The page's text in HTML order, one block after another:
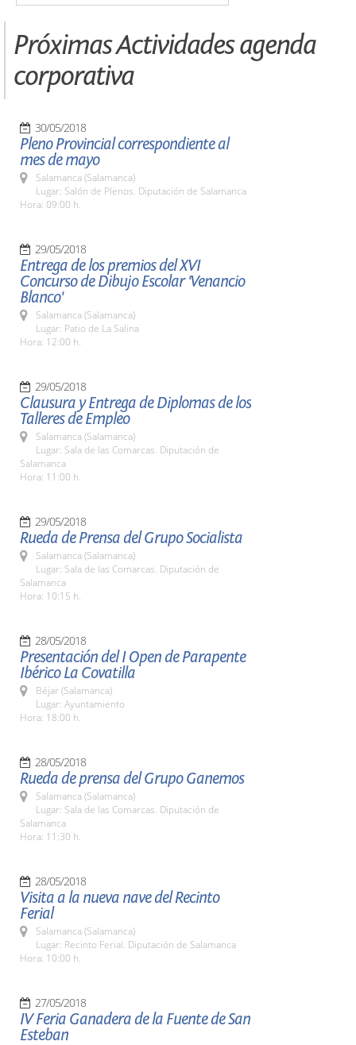
Próximas Actividades agenda
corporativa
30/05/2018
Pleno Provincial correspondiente al
mes de mayo
Salamanca (Salamanca)
Lugar: Salón de Plenos. Diputación de Salamanca
Hora: 09:00 h.
29/05/2018
Entrega de los premios del XVI
Concurso de Dibujo Escolar 'Venancio
Blanco'
Salamanca (Salamanca)
Lugar: Patio de La Salina
Hora: 12:00 h.
29/05/2018
Clausura y Entrega de Diplomas de los
Talleres de Empleo
Salamanca (Salamanca)
Lugar: Sala de las Comarcas. Diputación de
Salamanca
Hora: 11:00 h.
29/05/2018
Rueda de Prensa del Grupo Socialista
Salamanca (Salamanca)
Lugar: Sala de las Comarcas. Diputación de
Salamanca
Hora: 10:15 h.
28/05/2018
Presentación del I Open de Parapente
Ibérico La Covatilla
Béjar (Salamanca)
Lugar: Ayuntamiento
Hora: 18:00 h.
28/05/2018
Rueda de prensa del Grupo Ganemos
Salamanca (Salamanca)
Lugar: Sala de las Comarcas. Diputación de
Salamanca
Hora: 11:30 h.
28/05/2018
Visita a la nueva nave del Recinto
Ferial
Salamanca (Salamanca)
Lugar: Recinto Ferial. Diputación de Salamanca
Hora: 10:00 h.
27/05/2018
IV Feria Ganadera de la Fuente de San
Esteban